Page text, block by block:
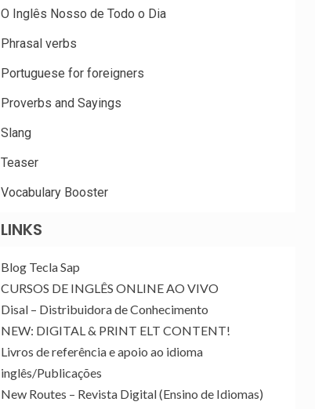
O Inglês Nosso de Todo o Dia
Phrasal verbs
Portuguese for foreigners
Proverbs and Sayings
Slang
Teaser
Vocabulary Booster
LINKS
Blog Tecla Sap
CURSOS DE INGLÊS ONLINE AO VIVO
Disal – Distribuidora de Conhecimento
NEW: DIGITAL & PRINT ELT CONTENT!
Livros de referência e apoio ao idioma
inglês/Publicações
New Routes – Revista Digital (Ensino de Idiomas)